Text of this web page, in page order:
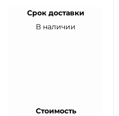
Срок доставки
В наличии
Стоимость